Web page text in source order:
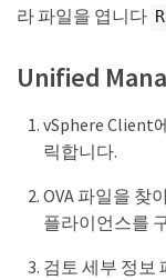
라 파일을 엽니다
Unified
vSphere Client
릭합니다.
OVA 파일을 찾
플라이언스를
검토 세부 정보